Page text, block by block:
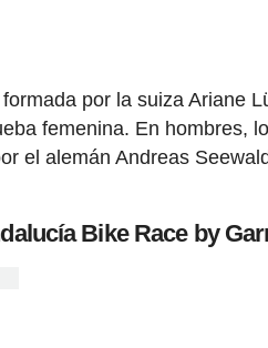
por la suiza Ariane
femenina. En hombres,
el alemán Andreas
Bike Race by